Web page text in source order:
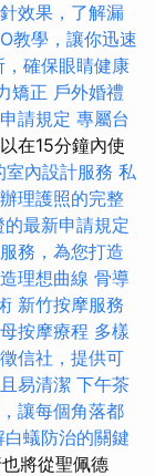
效果，了解漏
教學，讓你迅速
確保眼睛健康
矯正 戶外婚禮
請規定 專屬台
在15分鐘內使
室內設計服務 私
辦理護照的完整
的最新申請規定
務，為您打造
理想曲線 骨導
新竹按摩服務
按摩療程 多樣
信社，提供可
易清潔 下午茶
讓每個角落都
蟻防治的關鍵
將從聖佩德